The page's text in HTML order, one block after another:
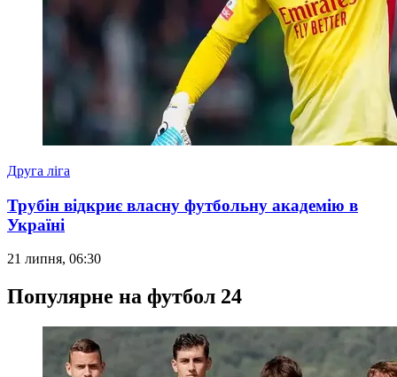
Друга ліга
Трубін відкриє власну футбольну академію в
Україні
21 липня, 06:30
Популярне на футбол 24